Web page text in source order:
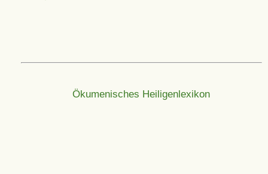
Ökumenisches Heiligenlexikon